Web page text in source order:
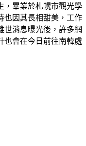
，畢業於札幌市觀光學
也因其長相甜美，工作
世消息曝光後，許多網
也會在今日前往南韓處